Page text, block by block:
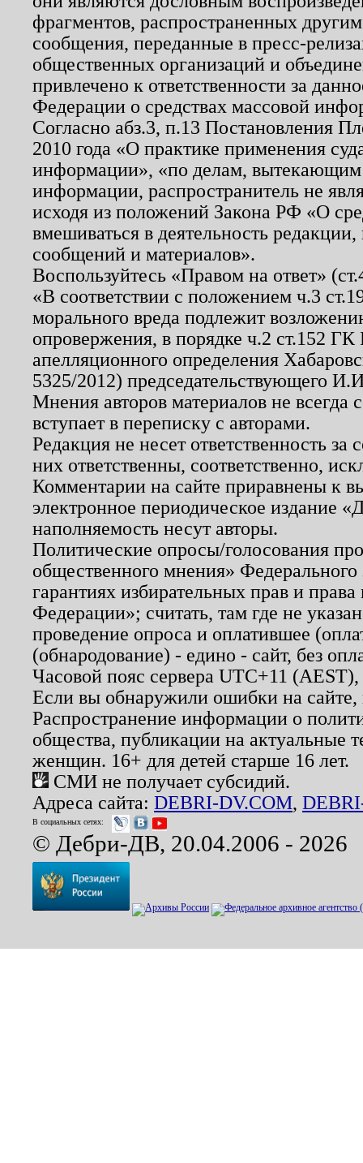
фрагментов, распространенных
сообщения, переданные в пресс-
общественных организаций и
привлечено к ответственности за
Федерации о средствах массовой
Согласно абз.3, п.13 Постановления
2010 года «О практике применения
информации», «по делам, вытекающим
информации, распространитель не
исходя из положений Закона РФ «О
вмешиваться в деятельность
сообщений и материалов».
Воспользуйтесь «Правом на ответ»
«В соответствии с положением ч.3
морального вреда подлежит
опровержения, в порядке ч.2 ст.152
апелляционного определения
5325/2012) председательствующего
Мнения авторов материалов не
вступает в переписку с авторами.
Редакция не несет ответственность
них ответственны, соответственно,
Комментарии на сайте приравнены к
электронное периодическое издание
наполняемость несут авторы.
Политические опросы/голосования
общественного мнения»
гарантиях избирательных прав и
Федерации»; считать, там где не
проведение опроса и оплатившее
(обнародование) - едино - сайт, без
Часовой пояс сервера UTC+11
Если вы обнаружили ошибки на
Распространение информации о
общества, публикации на актуальные
женщин. 16+ для детей старше 16 лет.
СМИ не получает субсидий.
Адреса сайта: DEBRI-DV.COM,
В социальных сетях:
© Дебри-ДВ, 20.04.2006 - 2026